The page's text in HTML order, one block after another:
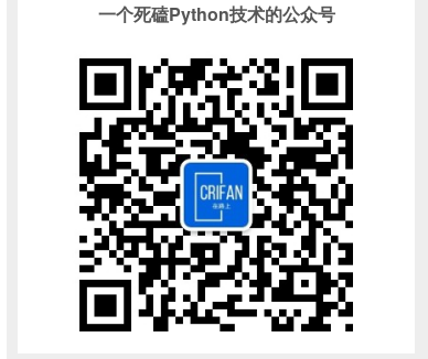
一个死磕Python技术的公众号